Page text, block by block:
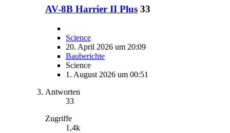
AV-8B Harrier II Plus 33
Science
20. April 2026 um 20:09
Bauberichte
Science
1. August 2026 um 00:51
Antworten
33
Zugriffe
1,4k